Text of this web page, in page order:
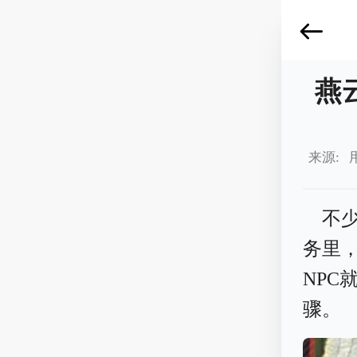
燕
来源:
不
务里
NPC
骤。